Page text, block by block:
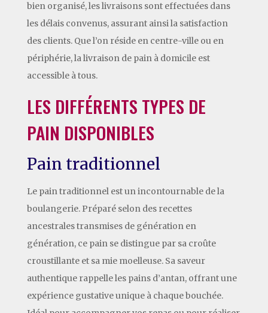
bien organisé, les livraisons sont effectuées dans
les délais convenus, assurant ainsi la satisfaction
des clients. Que l’on réside en centre-ville ou en
périphérie, la livraison de pain à domicile est
accessible à tous.
LES DIFFÉRENTS TYPES DE
PAIN DISPONIBLES
Pain traditionnel
Le pain traditionnel est un incontournable de la
boulangerie. Préparé selon des recettes
ancestrales transmises de génération en
génération, ce pain se distingue par sa croûte
croustillante et sa mie moelleuse. Sa saveur
authentique rappelle les pains d’antan, offrant une
expérience gustative unique à chaque bouchée.